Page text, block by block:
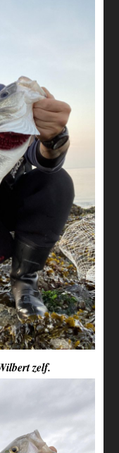
zelf.